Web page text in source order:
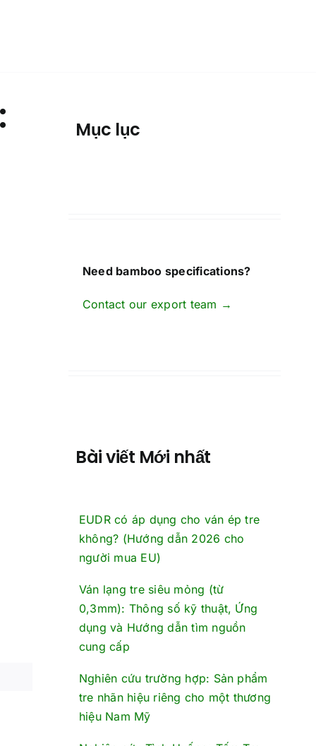
Mục lục
Need bamboo specifications?
Contact our export team →
Bài viết Mới nhất
EUDR có áp dụng cho ván ép tre
không? (Hướng dẫn 2026 cho
người mua EU)
Ván lạng tre siêu mỏng (từ
0,3mm): Thông số kỹ thuật, Ứng
dụng và Hướng dẫn tìm nguồn
cung cấp
Nghiên cứu trường hợp: Sản phẩm
tre nhãn hiệu riêng cho một thương
hiệu Nam Mỹ